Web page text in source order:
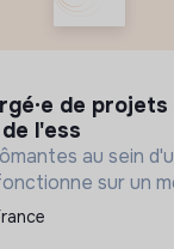
l'ess
au sein
sur un